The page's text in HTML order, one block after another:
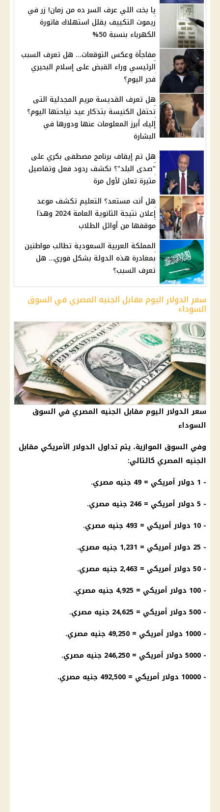
يا بخت اللي عرف السر ده من زمان! زر في
ريموت التكييف يقلل استهلاك فاتورة
الكهرباء بنسبة 50%
مفاجأة وعكس التوقعات... هل تعرف السبب
الرئيسي وراء القبض على إسلام البحيري
فجر اليوم؟
هل تعرف القديسة مريم المجدلية التى
تحتفل الكنيسة بتذكار عيد نياحتها اليوم؟
إليك أبرز المعلومات عنها ودورها في
البشارة
هل تم إيقاف برنامج مصطفى بكري على
"صدى البلد"؟ نكشف ردود فعل وتفاصيل
مثيرة تعلن لأول مرة
هل أنت مستعد؟ التعليم تكشف موعد
إعلان نتيجة الثانوية العامة 2024 وهذا
موقفها من أوائل الطلاب
المملكة العربية السعودية تطالب مواطنين
بمغادرة هذه الدولة بشكل فوري… هل
تعرف السبب؟
سعر الدولار اليوم مقابل الجنيه المصري في السوق
السوداء
سعر الدولار اليوم مقابل الجنيه المصري في السوق
السوداء
وفي السوق الموازية، يتم تداول الدولار الأمريكي مقابل
الجنيه المصري كالتالي:
- 1 دولار أمريكي = 49 جنيه مصري.
- 5 دولار أمريكي = 246 جنيه مصري.
- 10 دولار أمريكي = 493 جنيه مصري.
- 25 دولار أمريكي = 1,231 جنيه مصري.
- 50 دولار أمريكي = 2,463 جنيه مصري.
- 100 دولار أمريكي = 4,925 جنيه مصري.
- 500 دولار أمريكي = 24,625 جنيه مصري.
- 1000 دولار أمريكي = 49,250 جنيه مصري.
- 5000 دولار أمريكي = 246,250 جنيه مصري.
- 10000 دولار أمريكي = 492,500 جنيه مصري.